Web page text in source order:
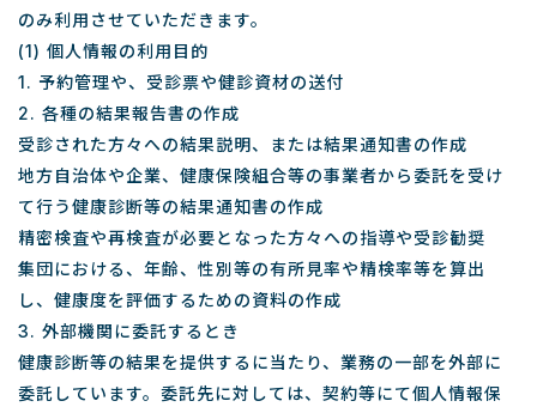
のみ利用させていただきます。
(1) 個人情報の利用目的
1. 予約管理や、受診票や健診資材の送付
2. 各種の結果報告書の作成
受診された方々への結果説明、または結果通知書の作成
地方自治体や企業、健康保険組合等の事業者から委託を受け
て行う健康診断等の結果通知書の作成
精密検査や再検査が必要となった方々への指導や受診勧奨
集団における、年齢、性別等の有所見率や精検率等を算出
し、健康度を評価するための資料の作成
3. 外部機関に委託するとき
健康診断等の結果を提供するに当たり、業務の一部を外部に
委託しています。委託先に対しては、契約等にて個人情報保